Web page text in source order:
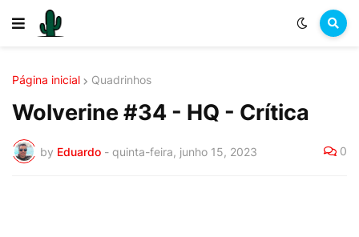
Página inicial Quadrinhos
Wolverine #34 - HQ - Crítica
by Eduardo - quinta-feira, junho 15, 2023 0